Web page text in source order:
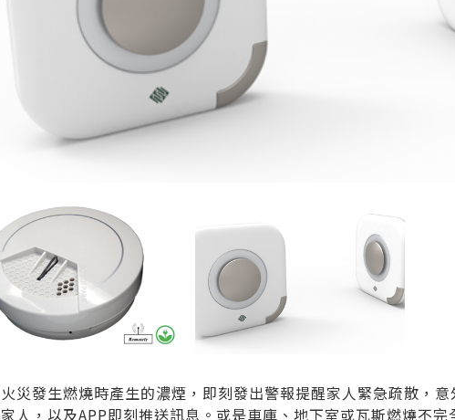
災發生燃燒時產生的濃煙，即刻發出警報提醒家人緊急疏散，
人，以及APP即刻推送訊息。或是車庫、地下室或瓦斯燃燒不